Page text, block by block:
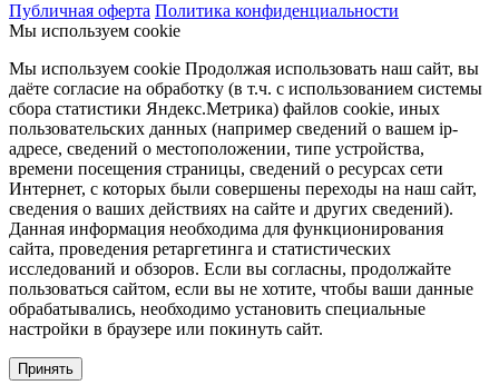
Публичная оферта Политика конфиденциальности
Мы используем cookie
Мы используем cookie Продолжая использовать наш cайт, вы
даёте согласие на обработку (в т.ч. с использованием системы
сбора статистики Яндекс.Метрика) файлов cookie, иных
пользовательских данных (например сведений о вашем ip-
адресе, сведений о местоположении, типе устройства,
времени посещения страницы, сведений о ресурсах сети
Интернет, с которых были совершены переходы на наш сайт,
сведения о ваших действиях на сайте и других сведений).
Данная информация необходима для функционирования
сайта, проведения ретаргетинга и статистических
исследований и обзоров. Если вы согласны, продолжайте
пользоваться сайтом, если вы не хотите, чтобы ваши данные
обрабатывались, необходимо установить специальные
настройки в браузере или покинуть сайт.
Принять